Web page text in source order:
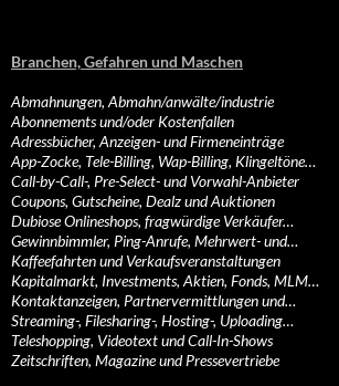
Branchen, Gefahren und Maschen
Abmahnungen, Abmahn/anwälte/industrie
Abonnements und/oder Kostenfallen
Adressbücher, Anzeigen- und Firmeneinträge
App-Zocke, Tele-Billing, Wap-Billing, Klingeltöne…
Call-by-Call-, Pre-Select- und Vorwahl-Anbieter
Coupons, Gutscheine, Dealz und Auktionen
Dubiose Onlineshops, fragwürdige Verkäufer…
Gewinnbimmler, Ping-Anrufe, Mehrwert- und…
Kaffeefahrten und Verkaufsveranstaltungen
Kapitalmarkt, Investments, Aktien, Fonds, MLM…
Kontaktanzeigen, Partnervermittlungen und…
Streaming-, Filesharing-, Hosting-, Uploading…
Teleshopping, Videotext und Call-In-Shows
Zeitschriften, Magazine und Pressevertriebe